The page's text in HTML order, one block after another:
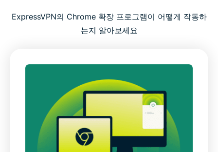
Chrome VPN 확장 프로그램의 주요 기능
고급 Chrome VPN 확장 프로그램 기능
Google Chrome VPN 확장 프로그램 설정 방법
ExpressVPN의 Chrome 확장 프로그램이 어떻게 작동하
는지 알아보세요